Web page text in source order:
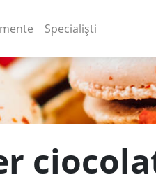
Specialiști